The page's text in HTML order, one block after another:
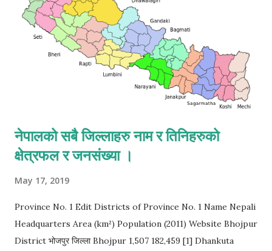
नेपालको सबै जिल्लाहरु नाम र तिनिहरुको
क्षेत्रफल र जनसंख्या ।
May 17, 2019
Province No. 1 Edit Districts of Province No. 1 Name Nepali
Headquarters Area (km²) Population (2011) Website Bhojpur
District भोजपुर जिल्ला Bhojpur 1,507 182,459 [1] Dhankuta